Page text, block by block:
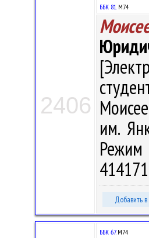
2406
ББК 81.М74
им.
Добавить в
ББК 67.М74